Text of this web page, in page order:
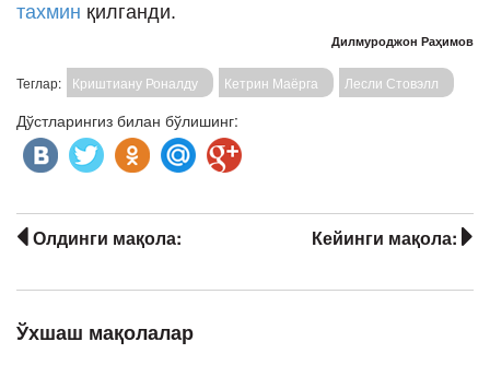
тахмин қилганди.
Дилмуроджон Раҳимов
Теглар: Криштиану Роналду Кетрин Маёрга Лесли Стовэлл
Дўстларингиз билан бўлишинг:
Кейинги мақола:
Олдинги мақола:
Ўхшаш мақолалар